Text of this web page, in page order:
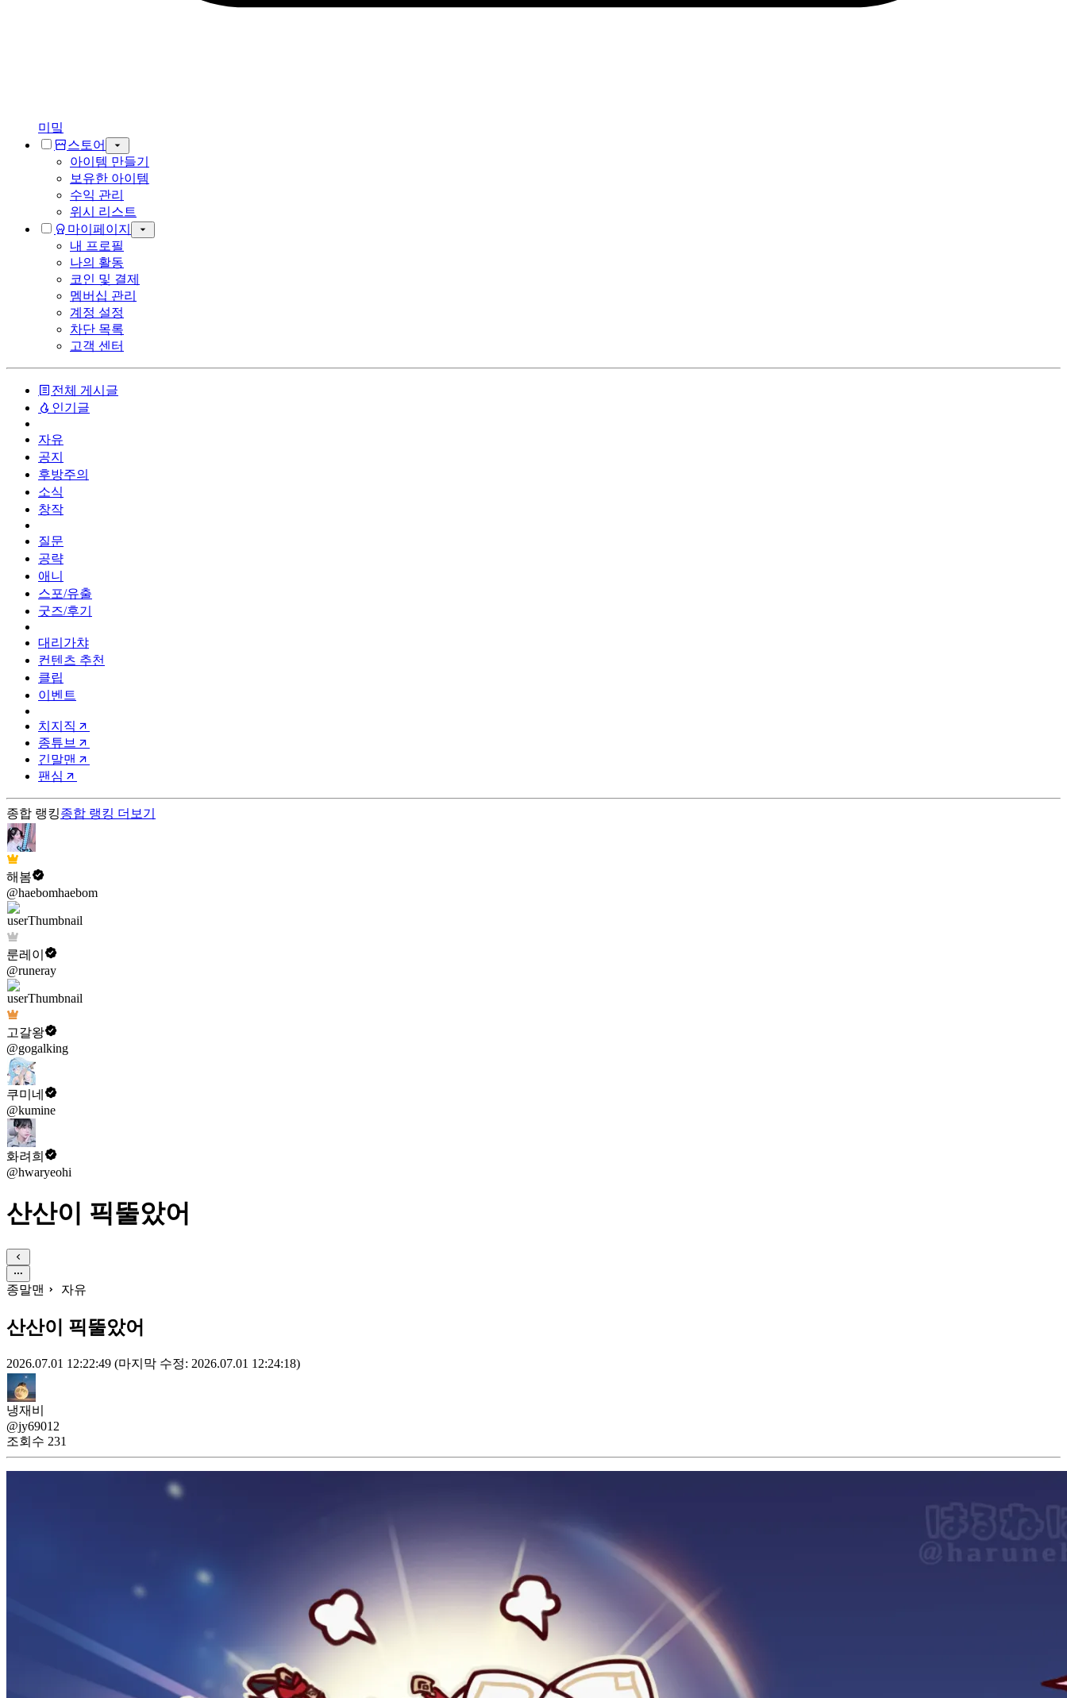
미밐
스토어
아이템 만들기
보유한 아이템
수익 관리
위시 리스트
마이페이지
내 프로필
나의 활동
코인 및 결제
멤버십 관리
계정 설정
차단 목록
고객 센터
전체 게시글
인기글
자유
공지
후방주의
소식
창작
질문
공략
애니
스포/유출
굿즈/후기
대리가챠
컨텐츠 추천
클립
이벤트
치지직
종튜브
긴말맨
팬심
종합 랭킹종합 랭킹 더보기
해봄
@haebomhaebom
룬레이
@runeray
고갈왕
@gogalking
쿠미네
@kumine
화려희
@hwaryeohi
산산이 픽뚤았어
종말맨 자유
산산이 픽뚤았어
2026.07.01 12:22:49 (마지막 수정: 2026.07.01 12:24:18)
냉재비
@jy69012
조회수 231